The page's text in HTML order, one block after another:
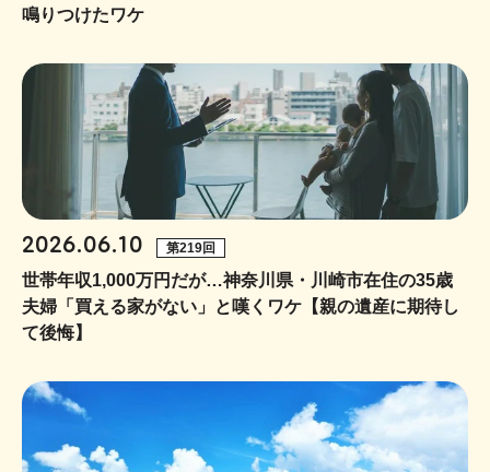
鳴りつけたワケ
2026.06.10 第219回
世帯年収1,000万円だが…神奈川県・川崎市在住の35歳
夫婦「買える家がない」と嘆くワケ【親の遺産に期待し
て後悔】